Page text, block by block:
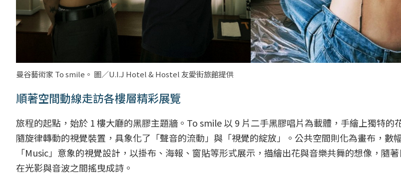
曼谷藝術家 To smile。 圖／U.I.J Hotel & Hostel 友愛街旅館提供
順著空間動線走訪各樓層精彩展覽
旅程的起點，始於 1 樓大廳的黑膠主題牆。To smile 以 9 片二手黑膠唱片為載體，手繪上獨特的
隨旋律轉動的視覺裝置，具象化了「聲音的流動」與「視覺的綻放」。公共空間則化為畫布，數
「Music」意象的視覺設計，以掛布、海報、窗貼等形式展示，描繪出花與音樂共舞的想像，隨
在光影與音波之間搖曳成詩。